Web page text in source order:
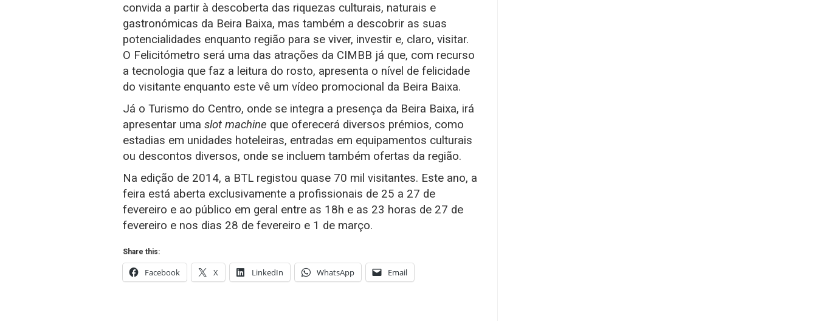
convida a partir à descoberta das riquezas culturais, naturais e
gastronómicas da Beira Baixa, mas também a descobrir as suas
potencialidades enquanto região para se viver, investir e, claro, visitar.
O Felicitómetro será uma das atrações da CIMBB já que, com recurso
a tecnologia que faz a leitura do rosto, apresenta o nível de felicidade
do visitante enquanto este vê um vídeo promocional da Beira Baixa.
Já o Turismo do Centro, onde se integra a presença da Beira Baixa, irá
apresentar uma slot machine que oferecerá diversos prémios, como
estadias em unidades hoteleiras, entradas em equipamentos culturais
ou descontos diversos, onde se incluem também ofertas da região.
Na edição de 2014, a BTL registou quase 70 mil visitantes. Este ano, a
feira está aberta exclusivamente a profissionais de 25 a 27 de
fevereiro e ao público em geral entre as 18h e as 23 horas de 27 de
fevereiro e nos dias 28 de fevereiro e 1 de março.
Share this:
Facebook X LinkedIn WhatsApp Email